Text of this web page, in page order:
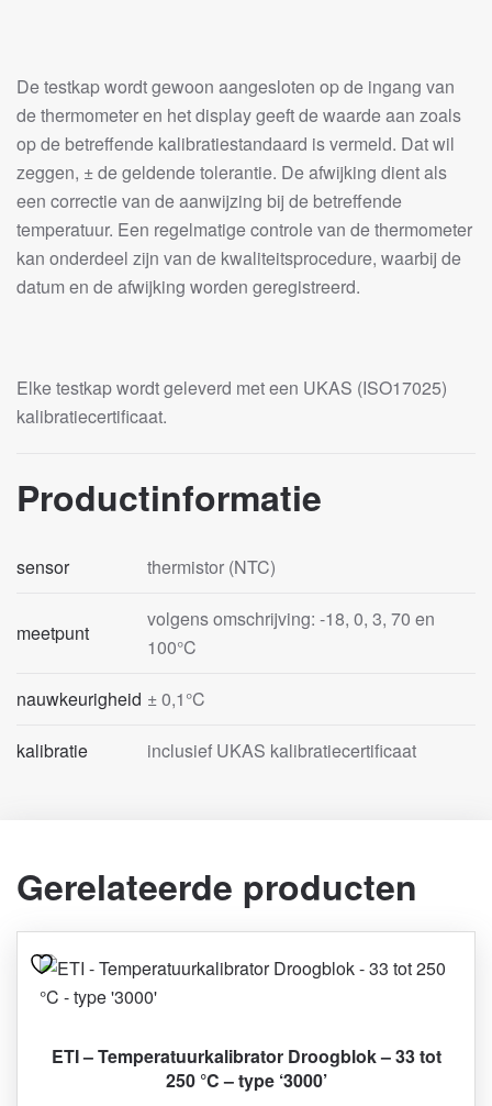
De testkap wordt gewoon aangesloten op de ingang van
de thermometer en het display geeft de waarde aan zoals
op de betreffende kalibratiestandaard is vermeld. Dat wil
zeggen, ± de geldende tolerantie. De afwijking dient als
een correctie van de aanwijzing bij de betreffende
temperatuur. Een regelmatige controle van de thermometer
kan onderdeel zijn van de kwaliteitsprocedure, waarbij de
datum en de afwijking worden geregistreerd.
Elke testkap wordt geleverd met een UKAS (ISO17025)
kalibratiecertificaat.
Productinformatie
sensor thermistor (NTC)
meetpunt
volgens omschrijving: -18, 0, 3, 70 en
100°C
nauwkeurigheid ± 0,1°C
kalibratie inclusief UKAS kalibratiecertificaat
Gerelateerde producten
ETI – Temperatuurkalibrator Droogblok – 33 tot
250 °C – type ‘3000’